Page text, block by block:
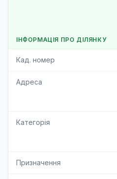
ІНФОРМАЦІЯ ПРО ДІЛЯНКУ
Кад. номер
Адреса
Категорія
Призначення